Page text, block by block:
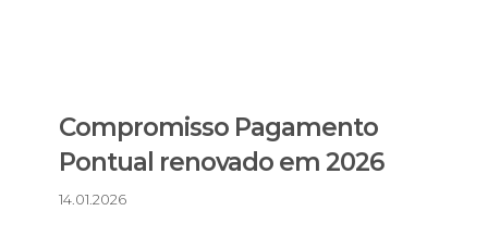
Compromisso Pagamento
Pontual renovado em 2026
14.01.2026